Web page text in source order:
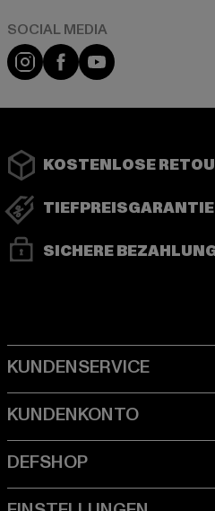
Instagram
FacebookYouTube
KOSTENLOSE
TIEFPREISGARANTIE
SICHERE